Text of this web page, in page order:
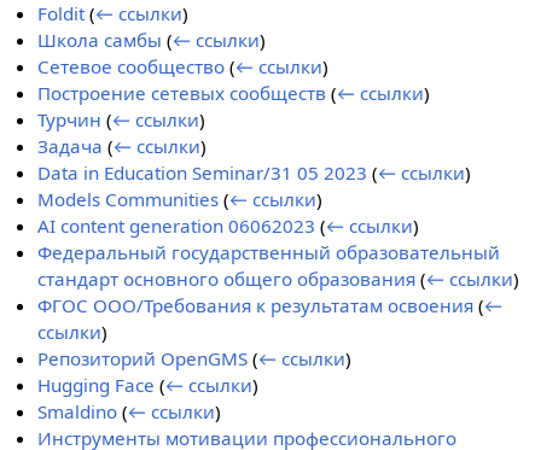
Foldit (← ссылки)
Школа самбы (← ссылки)
Сетевое сообщество (← ссылки)
Построение сетевых сообществ (← ссылки)
Турчин (← ссылки)
Задача (← ссылки)
Data in Education Seminar/31 05 2023 (← ссылки)
Models Communities (← ссылки)
AI content generation 06062023 (← ссылки)
Федеральный государственный образовательный
стандарт основного общего образования (← ссылки)
ФГОС ООО/Требования к результатам освоения (←
ссылки)
Репозиторий OpenGMS (← ссылки)
Hugging Face (← ссылки)
Smaldino (← ссылки)
Инструменты мотивации профессионального